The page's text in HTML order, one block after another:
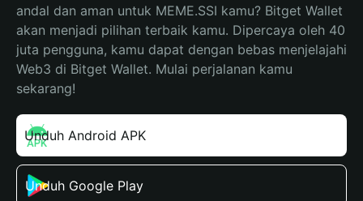
andal dan aman untuk MEME.SSI kamu? Bitget Wallet
akan menjadi pilihan terbaik kamu. Dipercaya oleh 40
juta pengguna, kamu dapat dengan bebas menjelajahi
Web3 di Bitget Wallet. Mulai perjalanan kamu
sekarang!
Unduh Android APK
Unduh Google Play